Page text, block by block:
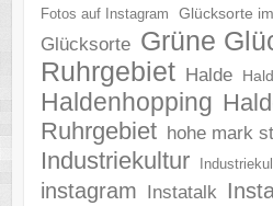
Fotos auf Instagram
Glücksorte
Glücksorte Grüne
Ruhrgebiet Halde
Haldenhopping
Ruhrgebiet hohe mark
Industriekultur
instagram Instatalk